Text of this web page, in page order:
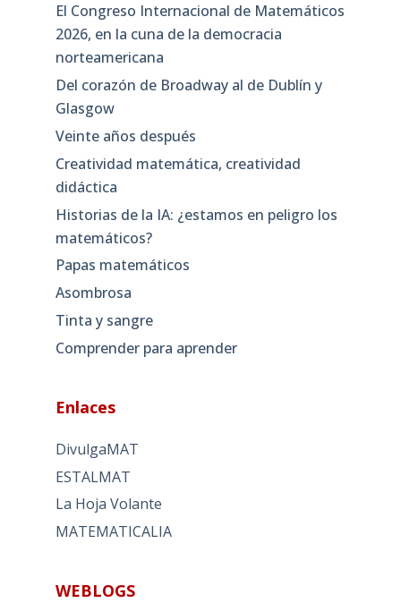
El Congreso Internacional de Matemáticos
2026, en la cuna de la democracia
norteamericana
Del corazón de Broadway al de Dublín y
Glasgow
Veinte años después
Creatividad matemática, creatividad
didáctica
Historias de la IA: ¿estamos en peligro los
matemáticos?
Papas matemáticos
Asombrosa
Tinta y sangre
Comprender para aprender
Enlaces
DivulgaMAT
ESTALMAT
La Hoja Volante
MATEMATICALIA
WEBLOGS